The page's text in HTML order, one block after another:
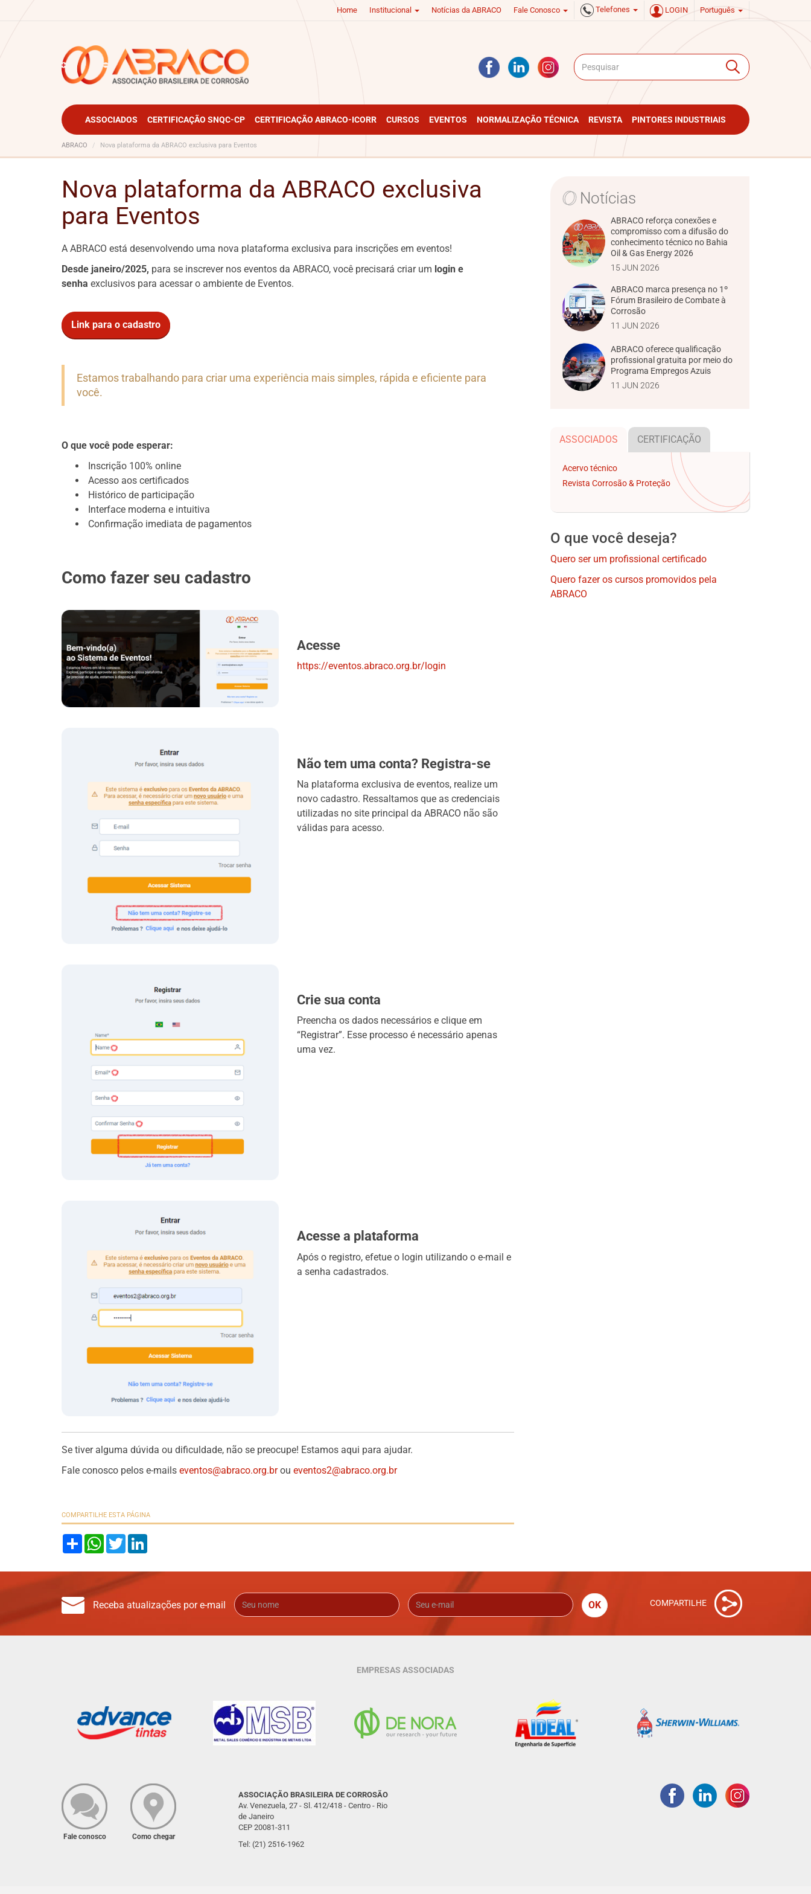
Home Institucional Notícias da ABRACO Fale Conosco Telefones LOGIN Português
ASSOCIADOS CERTIFICAÇÃO SNQC-CP CERTIFICAÇÃO ABRACO-ICORR CURSOS EVENTOS NORMALIZAÇÃO TÉCNICA REVISTA PINTORES INDUSTRIAIS
ABRACO Nova plataforma da ABRACO exclusiva para Eventos
Nova plataforma da ABRACO exclusiva
para Eventos
A ABRACO está desenvolvendo uma nova plataforma exclusiva para inscrições em eventos!
Desde janeiro/2025, para se inscrever nos eventos da ABRACO, você precisará criar um login e
senha exclusivos para acessar o ambiente de Eventos.
Link para o cadastro
Estamos trabalhando para criar uma experiência mais simples, rápida e eficiente para
você.
O que você pode esperar:
Inscrição 100% online
Acesso aos certificados
Histórico de participação
Interface moderna e intuitiva
Confirmação imediata de pagamentos
Como fazer seu cadastro
Acesse
https://eventos.abraco.org.br/login
Não tem uma conta? Registra-se
Na plataforma exclusiva de eventos, realize um
novo cadastro. Ressaltamos que as credenciais
utilizadas no site principal da ABRACO não são
válidas para acesso.
Crie sua conta
Preencha os dados necessários e clique em
“Registrar”. Esse processo é necessário apenas
uma vez.
Acesse a plataforma
Após o registro, efetue o login utilizando o e-mail e
a senha cadastrados.
Se tiver alguma dúvida ou dificuldade, não se preocupe! Estamos aqui para ajudar.
Fale conosco pelos e-mails eventos@abraco.org.brou eventos2@abraco.org.br
COMPARTILHE ESTA PÁGINA
S
h
W
h
p
T
w
t
e
e
n
Notícias
ABRACO reforça conexões e
compromisso com a difusão do
conhecimento técnico no Bahia
Oil & Gas Energy 2026
15 JUN 2026
ABRACO marca presença no 1º
Fórum Brasileiro de Combate à
Corrosão
11 JUN 2026
ABRACO oferece qualificação
profissional gratuita por meio do
Programa Empregos Azuis
11 JUN 2026
ASSOCIADOS CERTIFICAÇÃO
Acervo técnico
Revista Corrosão & Proteção
O que você deseja?
Quero ser um profissional certificado
Quero fazer os cursos promovidos pela
ABRACO
Receba atualizações por e-mail OK COMPARTILHE
EMPRESAS ASSOCIADAS
Fale conosco Como chegar
ASSOCIAÇÃO BRASILEIRA DE CORROSÃO
Av. Venezuela, 27 - Sl. 412/418 - Centro - Rio
de Janeiro
CEP 20081-311
Tel: (21) 2516-1962